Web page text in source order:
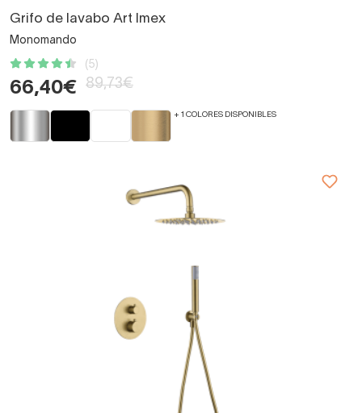
Grifo de lavabo Art Imex
Monomando
(5)
66,40€ 89,73€
+ 1 COLORES DISPONIBLES